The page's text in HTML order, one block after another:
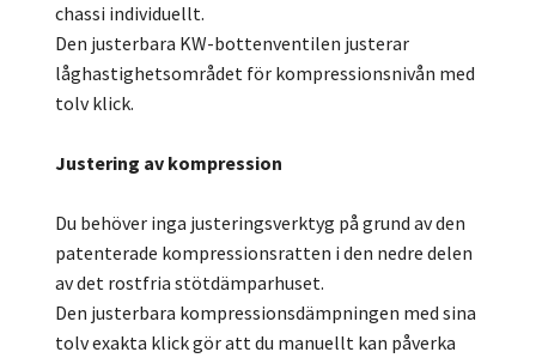
chassi individuellt.
Den justerbara KW-bottenventilen justerar
låghastighetsområdet för kompressionsnivån med
tolv klick.
Justering av kompression
Du behöver inga justeringsverktyg på grund av den
patenterade kompressionsratten i den nedre delen
av det rostfria stötdämparhuset.
Den justerbara kompressionsdämpningen med sina
tolv exakta klick gör att du manuellt kan påverka